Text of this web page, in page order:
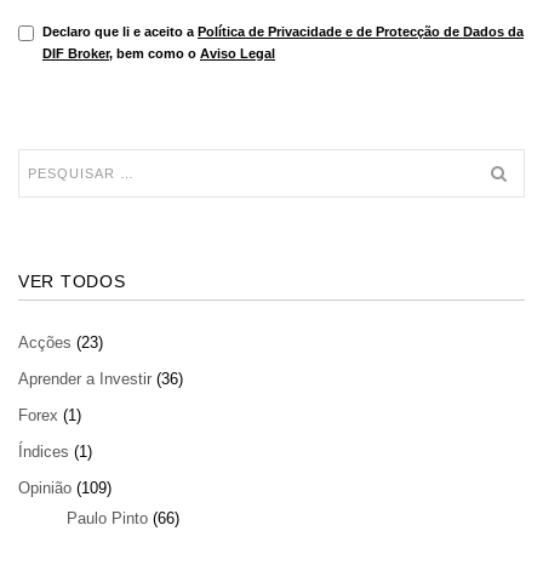
Declaro que li e aceito a Política de Privacidade e de Protecção de Dados da
DIF Broker, bem como o Aviso Legal
VER TODOS
Acções (23)
Aprender a Investir (36)
Forex (1)
Índices (1)
Opinião (109)
Paulo Pinto (66)